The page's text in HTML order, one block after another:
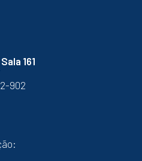
161
902